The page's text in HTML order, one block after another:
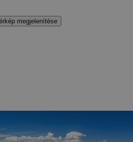
megjelenítése